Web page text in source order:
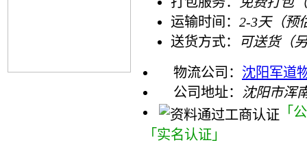
运输时间： 2-3天（预
送货方式：
可送货（
物流公司： 沈阳军道
公司地址： 沈阳市浑
「
「实名认证」